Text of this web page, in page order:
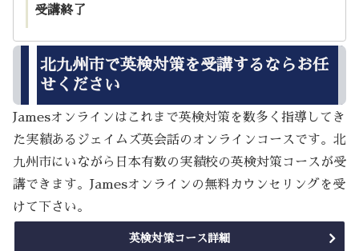
受講終了
北九州市で英検対策を受講するならお任
せください
Jamesオンラインはこれまで英検対策を数多く指導してき
た実績あるジェイムズ英会話のオンラインコースです。北
九州市にいながら日本有数の実績校の英検対策コースが受
講できます。Jamesオンラインの無料カウンセリングを受
けて下さい。
英検対策コース詳細